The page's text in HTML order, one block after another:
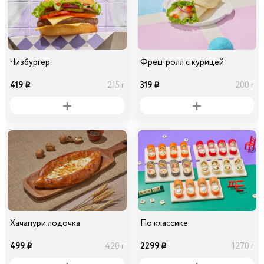
Чизбургер
419 i 215 г
Фреш-ролл с курицей
319 i 200 г
Хачапури лодочка
499 i 420 г
По классике
2299 i 1270 г